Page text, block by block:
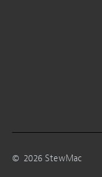
© 2026 StewMac